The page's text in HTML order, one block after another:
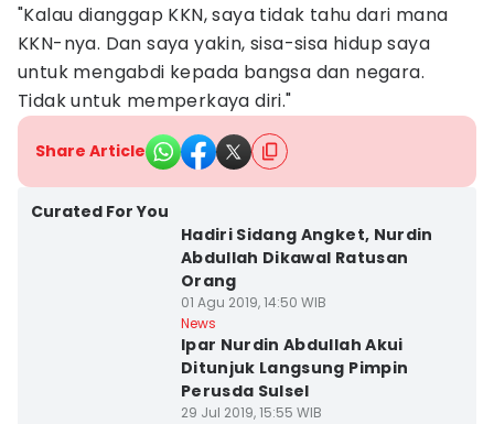
"Kalau dianggap KKN, saya tidak tahu dari mana
KKN-nya. Dan saya yakin, sisa-sisa hidup saya
untuk mengabdi kepada bangsa dan negara.
Tidak untuk memperkaya diri."
Share Article
Curated For You
Hadiri Sidang Angket, Nurdin
Abdullah Dikawal Ratusan
Orang
01 Agu 2019, 14:50 WIB
News
Ipar Nurdin Abdullah Akui
Ditunjuk Langsung Pimpin
Perusda Sulsel
29 Jul 2019, 15:55 WIB